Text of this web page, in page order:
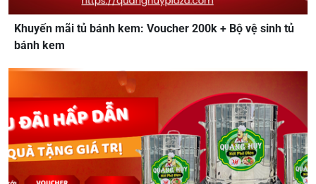
Khuyến mãi tủ bánh kem: Voucher 200k + Bộ vệ sinh tủ
bánh kem